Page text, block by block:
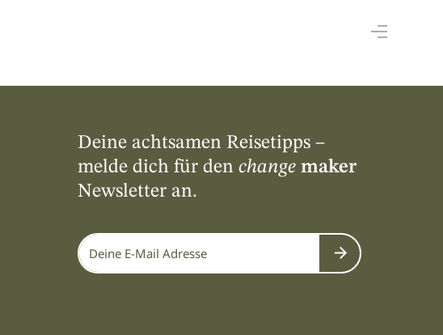
Deine achtsamen Reisetipps –
melde dich für den change maker
Newsletter an.
Submit